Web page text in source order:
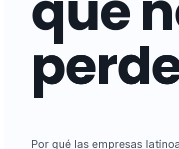
Por qué las empresas